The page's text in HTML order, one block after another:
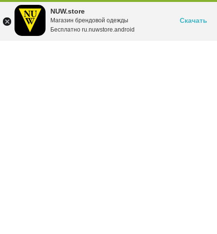
NUW.store
Магазин брендовой одежды
Бесплатно ru.nuwstore.android
Скачать